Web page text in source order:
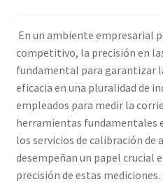
Calibración de Amperímetros
Calibración de Medidores de
Calibración de Multímetros –
Calibración de Osciloscopios
En un ambiente empresarial
competitivo, la precisión en
fundamental para garantizar
eficacia en una pluralidad de
empleados para medir la
herramientas fundamentales
los servicios de calibración
desempeñan un papel crucial
precisión de estas